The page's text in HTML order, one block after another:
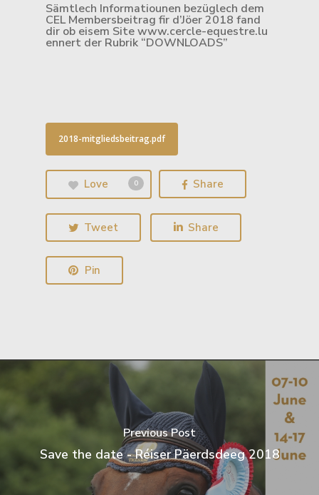
Sämtlech Informatiounen bezüglech dem
CEL Membersbeitrag fir d’Jöer 2018 fand
dir ob eisem Site www.cercle-equestre.lu
ennert der Rubrik “DOWNLOADS”
2018-mitgliedsbeitrag.pdf
Love 0 Share
Tweet Share
Pin
Previous Post
Save the date - Réiser Päerdsdeeg 2018